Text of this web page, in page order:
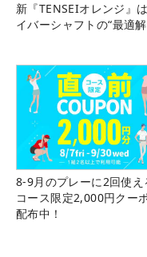
新『TENSEIオレンジ』
イバーシャフトの“最適
8-9月のプレーに2回使え
コース限定2,000円クー
配布中！